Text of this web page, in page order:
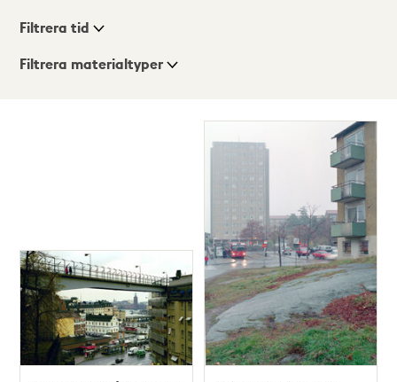
Visningsläge
Filtrera tid
Filtrera materialtyper